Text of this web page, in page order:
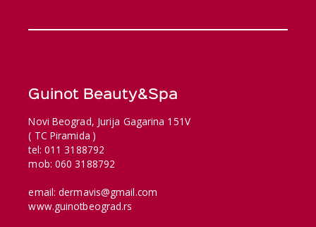
Guinot Beauty&Spa
Novi Beograd, Jurija Gagarina 151V
( TC Piramida )
tel: 011 3188792
mob: 060 3188792
email: dermavis@gmail.com
www.guinotbeograd.rs